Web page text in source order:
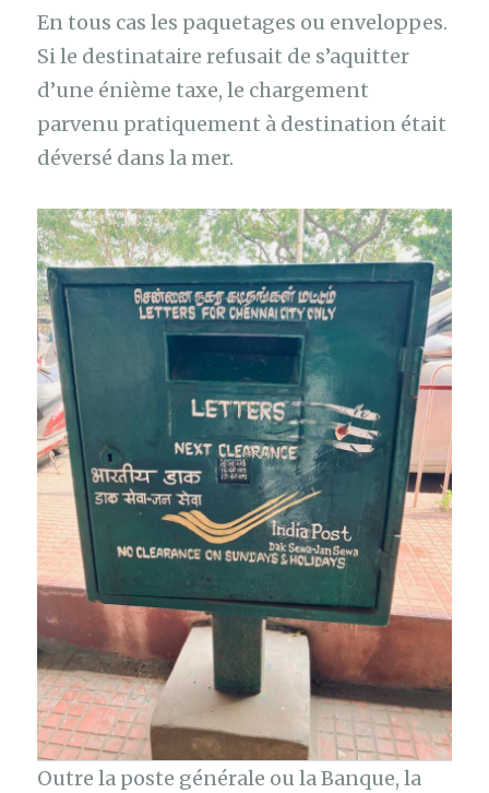
En tous cas les paquetages ou enveloppes.
Si le destinataire refusait de s’aquitter
d’une énième taxe, le chargement
parvenu pratiquement à destination était
déversé dans la mer.
Outre la poste générale ou la Banque, la